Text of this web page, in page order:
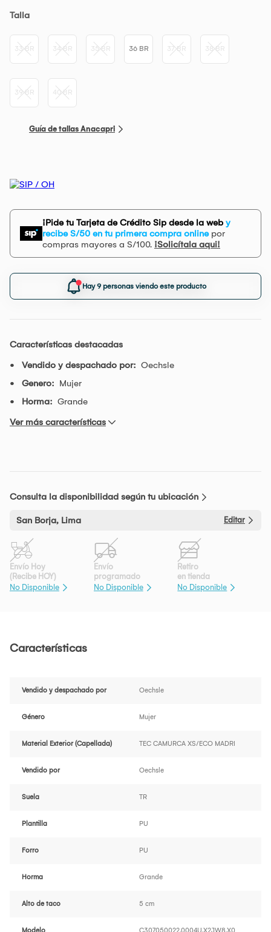
Talla
33 BR 34 BR 35 BR 36 BR 37 BR 38 BR
39 BR 40 BR
Guía de tallas Anacapri
¡Pide tu Tarjeta de Crédito Sip desde la web y
recibe S/50 en tu primera compra onlinepor
compras mayores a S/100. ¡Solicítala aqui!
Hay 9 personas viendo este producto
Características destacadas
Vendido y despachado por: Oechsle
Genero: Mujer
Horma: Grande
Ver más características
Consulta la disponibilidad según tu ubicación
San Borja, Lima Editar
Envío Hoy
(Recibe HOY)
No Disponible
Envío
programado
No Disponible
Retiro
en tienda
No Disponible
Características
Vendido y despachado por Oechsle
Género Mujer
Material Exterior (Capellada) TEC CAMURCA XS/ECO MADRI
Vendido por Oechsle
Suela TR
Plantilla PU
Forro PU
Horma Grande
Alto de taco 5 cm